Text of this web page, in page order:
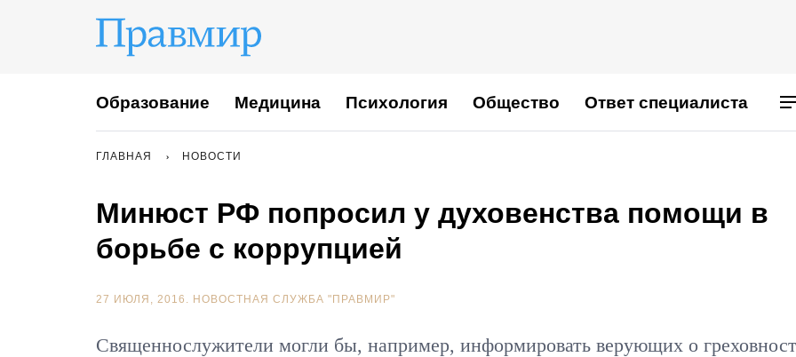
Образование Медицина Психология Общество Ответ специалиста
ГЛАВНАЯ НОВОСТИ
Минюст РФ попросил у духовенства помощи в
борьбе с коррупцией
27 ИЮЛЯ, 2016. НОВОСТНАЯ СЛУЖБА "ПРАВМИР"
Священнослужители могли бы, например, информировать верующих о